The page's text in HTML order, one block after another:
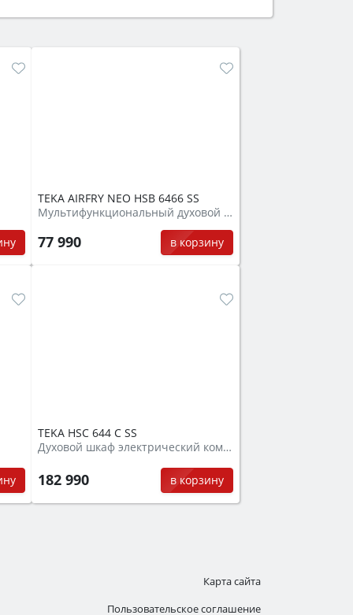
от детей).
TEKA AIRFRY NEO HSB 6466 SS
Мультифункциональный духовой шкаф
77 990 в корзину
TEKA HSC 644 C SS
Духовой шкаф электрический компактный + СВЧ
182 990 в корзину
Карта сайта
Пользовательское соглашение